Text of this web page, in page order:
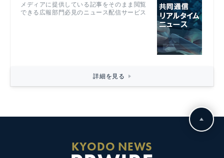
メディアに提供している記事をそのまま閲覧
できる広報部門必見のニュース配信サービス
詳細を見る
KYODO NEWS